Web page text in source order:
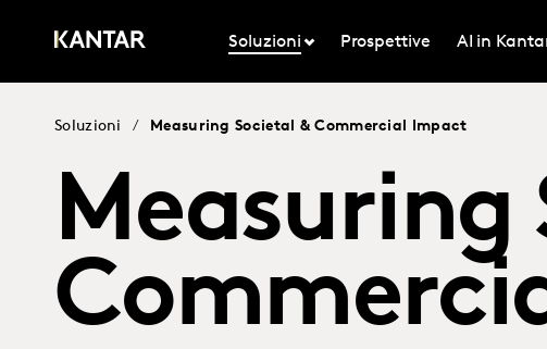
Soluzioni Prospettive AI in
Soluzioni / Measuring Societal & Commercial Impact
Measuring